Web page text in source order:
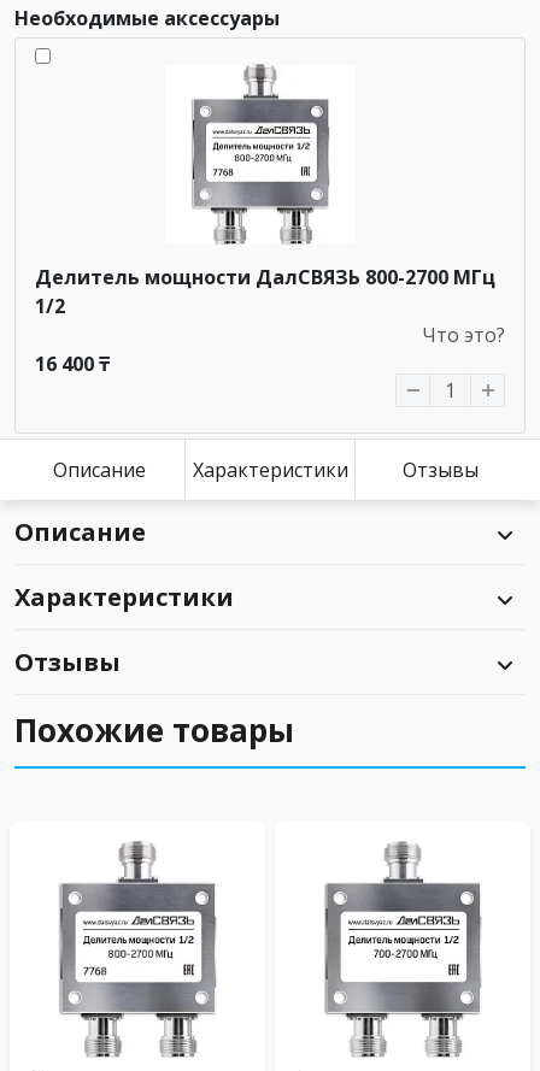
Необходимые аксессуары
Делитель мощности ДалСВЯЗЬ 800-2700 МГц
1/2
Что это?
16 400 ₸
Описание Характеристики Отзывы
Описание
Характеристики
Отзывы
Похожие товары